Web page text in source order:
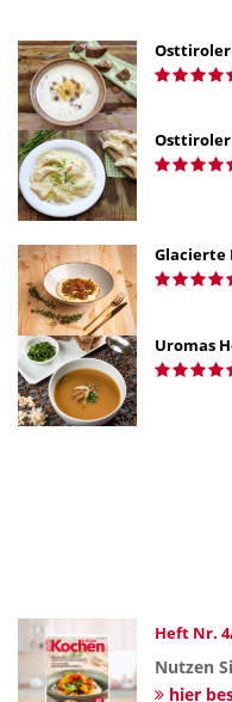
Glacierte
Uromas
Heft Nr.
Nutzen
hier